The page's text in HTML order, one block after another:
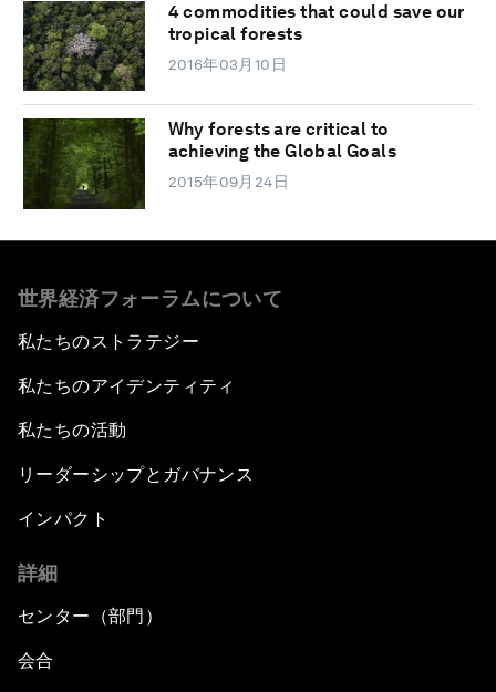
4 commodities that could save our
tropical forests
2016年03月10日
Why forests are critical to
achieving the Global Goals
2015年09月24日
世界経済フォーラムについて
私たちのストラテジー
私たちのアイデンティティ
私たちの活動
リーダーシップとガバナンス
インパクト
詳細
センター（部門）
会合